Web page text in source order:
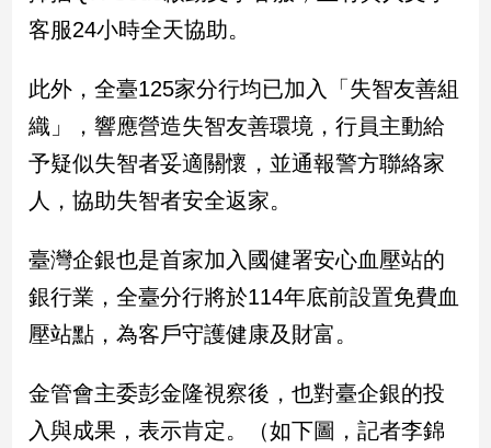
觀
點】
客服24小時全天協助。
此外，全臺125家分行均已加入「失智友善組
織」，響應營造失智友善環境，行員主動給
予疑似失智者妥適關懷，並通報警方聯絡家
人，協助失智者安全返家。
臺灣企銀也是首家加入國健署安心血壓站的
銀行業，全臺分行將於114年底前設置免費血
壓站點，為客戶守護健康及財富。
金管會主委彭金隆視察後，也對臺企銀的投
入與成果，表示肯定。（如下圖，記者李錦